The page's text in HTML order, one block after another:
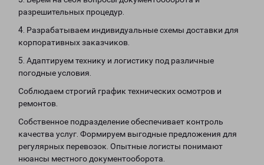
разрешительных процедур.
4. Разрабатываем индивидуальные схемы доставки для
корпоративных заказчиков.
5. Адаптируем технику и логистику под различные
погодные условия.
Соблюдаем строгий график технических осмотров и
ремонтов.
Собственное подразделение обеспечивает контроль
качества услуг. Формируем выгодные предложения для
регулярных перевозок. Опытные логисты понимают
нюансы местного документооборота.